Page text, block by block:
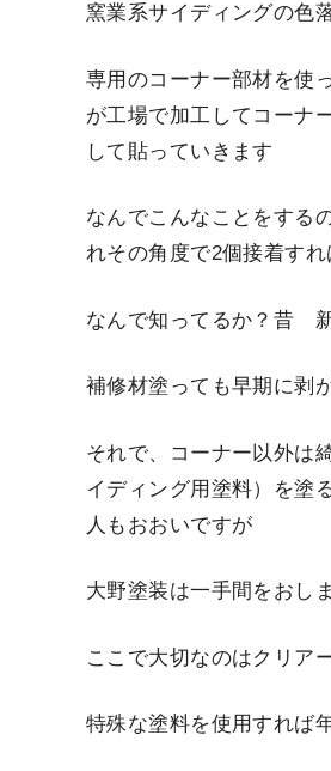
窯業系サイディングの色
専用のコーナー部材を使
が工場で加工してコーナ
して貼っていきます
なんでこんなことをする
れその角度で2個接着す
なんで知ってるか？昔
補修材塗っても早期に剥
それで、コーナー以外は
イディング用塗料）を塗
人もおおいですが
大野塗装は一手間をおし
ここで大切なのはクリア
特殊な塗料を使用すれば
ゴ